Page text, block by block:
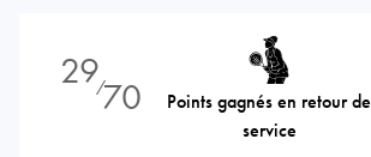
29⁄70
Points gagnés en retour de
service